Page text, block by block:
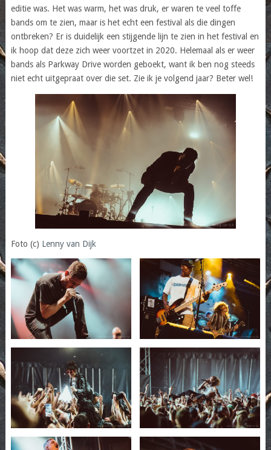
editie was. Het was warm, het was druk, er waren te veel toffe
bands om te zien, maar is het echt een festival als die dingen
ontbreken? Er is duidelijk een stijgende lijn te zien in het festival en
ik hoop dat deze zich weer voortzet in 2020. Helemaal als er weer
bands als Parkway Drive worden geboekt, want ik ben nog steeds
niet echt uitgepraat over die set. Zie ik je volgend jaar? Beter wel!
Foto (c) Lenny van Dijk